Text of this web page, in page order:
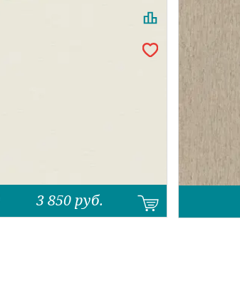
3 850 руб.